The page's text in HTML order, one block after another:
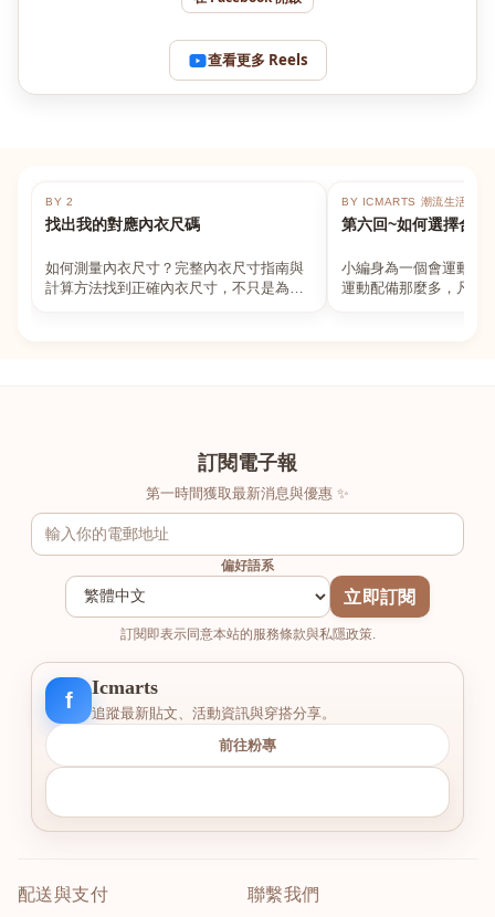
查看更多 Reels
BY 2
找出我的對應內衣尺碼
如何測量內衣尺寸？完整內衣尺寸指南與
計算方法找到正確內衣尺寸，不只是為了
BY ICMARTS 潮流生活百貨
第六回~如何選擇合適
小編身為一個會運動的
運動配備那麼多，凡舉
訂閱電子報
第一時間獲取最新消息與優惠 ✨
偏好語系
立即訂閱
訂閱即表示同意本站的服務條款與私隱政策.
f
Icmarts
追蹤最新貼文、活動資訊與穿搭分享。
前往粉專
配送與支付 聯繫我們